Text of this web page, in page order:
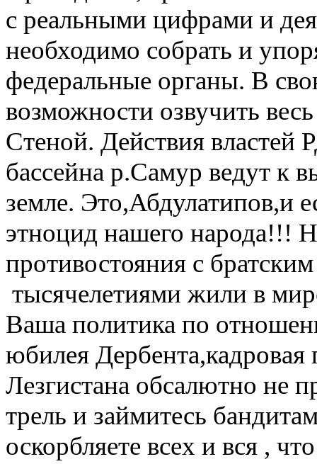
с реальными цифрами и
необходимо собрать и
федеральные органы. В
возможности озвучить
Стеной. Действия
бассейна р.Самур ведут к
земле. Это,Абдулатипов,и
этноцид нашего народа!!!
противостояния с
тысячелетиями жили в
Ваша политика по
юбилея
Лезгистана обсалютно не
трель и займитесь
оскорбляете всех и вся ,